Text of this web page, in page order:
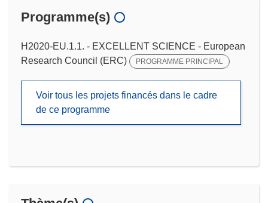
Programme(s)
H2020-EU.1.1. - EXCELLENT SCIENCE - European
Research Council (ERC)
PROGRAMME PRINCIPAL
Voir tous les projets financés dans le cadre
de ce programme